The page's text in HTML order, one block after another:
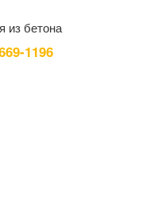
из бетона
1196